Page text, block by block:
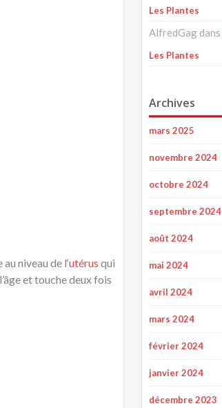
niveau de l‘utérus qui
et touche deux fois
Les Plantes
AlfredGag dans
Les Plantes
Archives
mars 2025
novembre 2024
octobre 2024
septembre 2024
août 2024
mai 2024
avril 2024
mars 2024
février 2024
janvier 2024
décembre 2023